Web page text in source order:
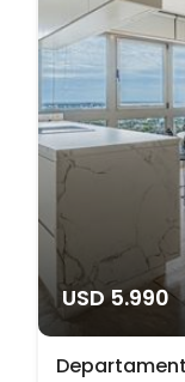
USD 5.990